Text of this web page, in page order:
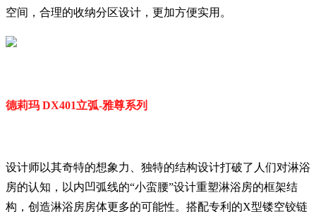
空间，合理的收纳分区设计，更加方便实用。
德莉玛 DX401立弧-雅尊系列
设计师以其奇特的想象力、独特的结构设计打破了人们对淋浴
房的认知，以内凹弧线的“小蛮腰”设计重塑淋浴房的框架结
构，创造淋浴房房体更多的可能性。搭配专利的X型镂空铰链